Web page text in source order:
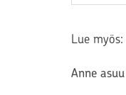
Lue myös:
Anne